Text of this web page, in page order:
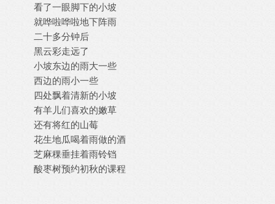
看了一眼脚下的小坡
就哗啦哗啦地下阵雨
二十多分钟后
黑云彩走远了
小坡东边的雨大一些
西边的雨小一些
四处飘着清新的小坡
有羊儿们喜欢的嫩草
还有将红的山莓
花生地瓜喝着雨做的酒
芝麻稞垂挂着雨铃铛
酸枣树预约初秋的课程